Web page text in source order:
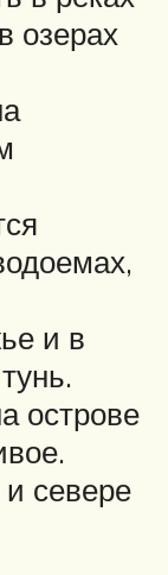
озерах
и в
острове
севере